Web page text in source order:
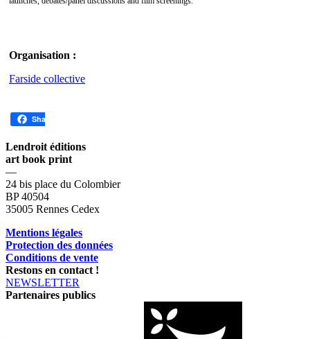
Organisation :
Farside collective
Share
Lendroit éditions
art book print
—
24 bis place du Colombier
BP 40504
35005 Rennes Cedex
Mentions légales
Protection des données
Conditions de vente
Restons en contact !
NEWSLETTER
Partenaires publics